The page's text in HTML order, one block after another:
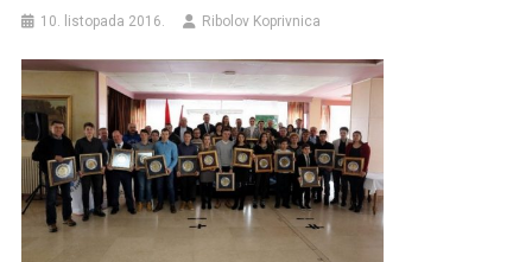
10. listopada 2016. Ribolov Koprivnica